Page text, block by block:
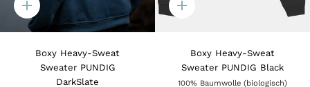
Quick
add
Boxy Heavy-Sweat
Sweater PUNDIG
DarkSlate
Quick
Boxy Heavy-Sweat
Sweater PUNDIG Black
100% Baumwolle (biologisch)